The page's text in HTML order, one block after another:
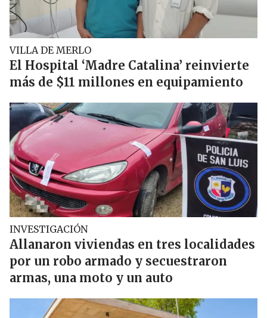
VILLA DE MERLO
El Hospital ‘Madre Catalina’ reinvierte
más de $11 millones en equipamiento
INVESTIGACIÓN
Allanaron viviendas en tres localidades
por un robo armado y secuestraron
armas, una moto y un auto